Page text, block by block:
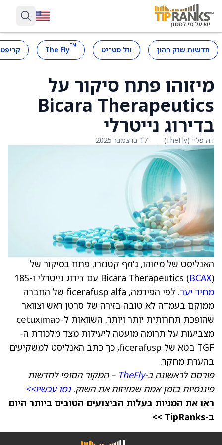
חדשות שוק ההון וול סטריט ™
The Fly
מיזוהו פתח סיקור על
Bicara Therapeutics
בדירוג נייטרלי
דה פליי (TheFly) 17 בדצמבר 2025
האנליסט של מיזוהו, ג'וזף קטנזרו, פתח בסיקור של
Bicara Therapeutics (BCAX) עם דירוג נייטרלי ו-18$
מחיר יעד
. לפי הפירמה, ficerafusp alfa של החברה
ממוקם בעמדה לא טובה בזירה של סרטן ראש וצוואר
שהופכת תחרותית יותר ויותר. השוואות ל-cetuximab
מצביעות על תרומה מועטה ליעילות מצד מלכודת ה-
TGF בטא של ficerafusp, כך כתב האנליסט למשקיעים
בהערת מחקר.
פורסם לראשונה ב-TheFly – המקור הסופי לחדשות
פיננסיות בזמן אמת שמזיזות את השוק.נסו עכשיו>>
ראו את המניות בעלות הביצועים הטובים ביותר היום
ב-TipRanks >>